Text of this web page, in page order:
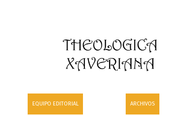
EQUIPO EDITORIAL ARCHIVOS